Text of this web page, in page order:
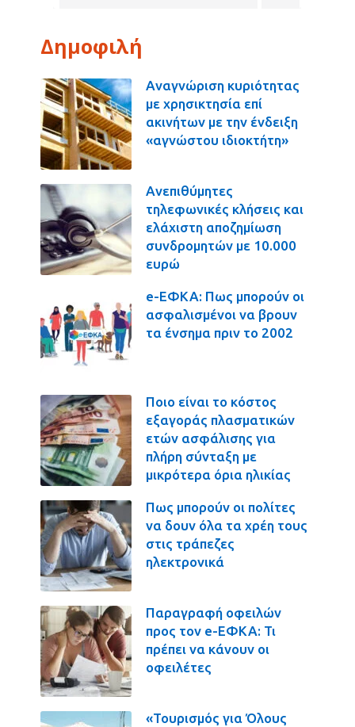
Δημοφιλή
Αναγνώριση κυριότητας
με χρησικτησία επί
ακινήτων με την ένδειξη
«αγνώστου ιδιοκτήτη»
Ανεπιθύμητες
τηλεφωνικές κλήσεις και
ελάχιστη αποζημίωση
συνδρομητών με 10.000
ευρώ
e-ΕΦΚΑ: Πως μπορούν οι
ασφαλισμένοι να βρουν
τα ένσημα πριν το 2002
Ποιο είναι το κόστος
εξαγοράς πλασματικών
ετών ασφάλισης για
πλήρη σύνταξη με
μικρότερα όρια ηλικίας
Πως μπορούν οι πολίτες
να δουν όλα τα χρέη τους
στις τράπεζες
ηλεκτρονικά
Παραγραφή οφειλών
προς τον e-ΕΦΚΑ: Τι
πρέπει να κάνουν οι
οφειλέτες
«Τουρισμός για Όλους